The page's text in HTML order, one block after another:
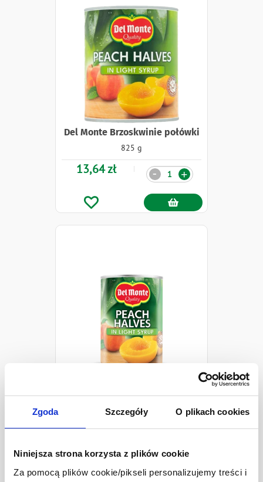
Zgoda Szczegóły O plikach cookies
Niniejsza strona korzysta z plików cookie
Za pomocą plików cookie/pikseli personalizujemy treści i
Del Monte Brzoskwinie połówki
825 g
13,64 zł Ilość +
-
420 g
7,34 zł Ilość
-